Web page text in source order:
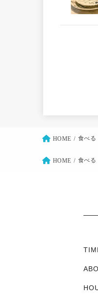
HOME 食べる
HOME 食べる